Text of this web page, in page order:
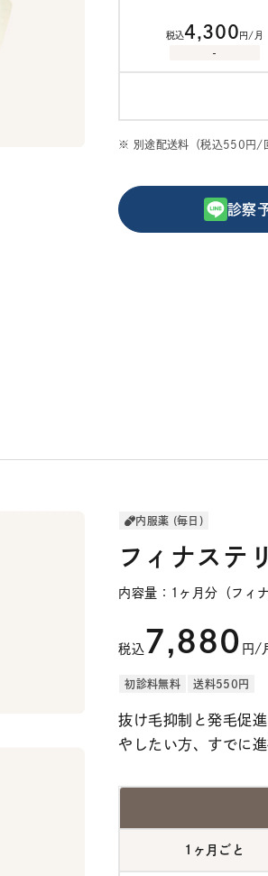
税込 4,300 円/月
-
※ 別途配送料（税込550円/
診察
内服薬 (毎日)
フィナステ
内容量：1ヶ月分（フィ
税込7,880 円/
初診料無料 送料550円
抜け毛抑制と発毛促
やしたい方、すでに
1ヶ月ごと